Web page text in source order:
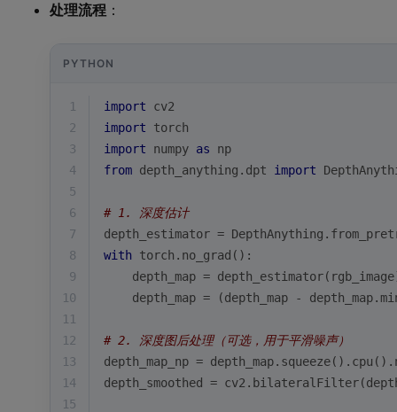
处理流程 ：
PYTHON
1 import cv2
2
import torch
3
import numpy as np
4
from depth_anything.dpt import
5
6
# 1. 深度估计
7
depth_estimator =
8
with torch.no_grad():
9
depth_map =
10
    depth_map = (depth_map - depth_map.
11
12
# 2. 深度图后处理（可选，用于平滑噪声）
13
depth_map_np =
14
depth_smoothed =
15